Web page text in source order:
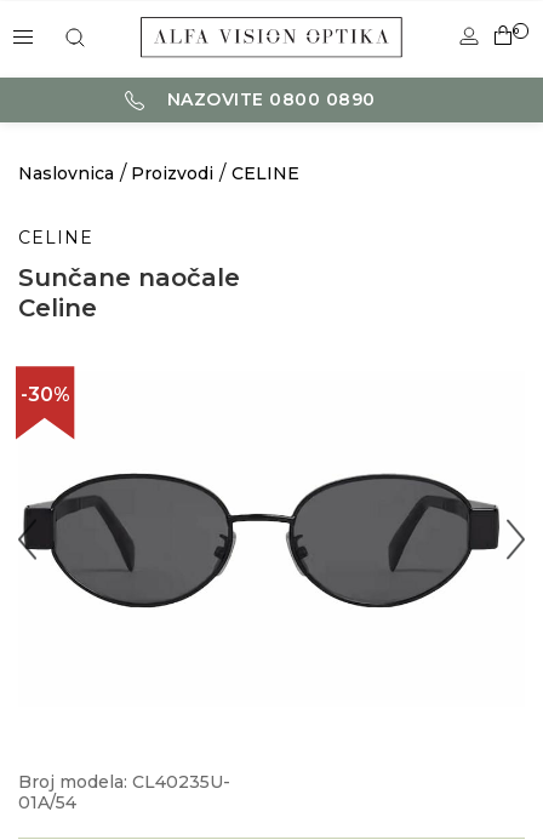
0
NAZOVITE 0800 0890
Naslovnica Proizvodi CELINE
CELINE
Sunčane naočale
Celine
-30%
Broj modela: CL40235U-
01A/54